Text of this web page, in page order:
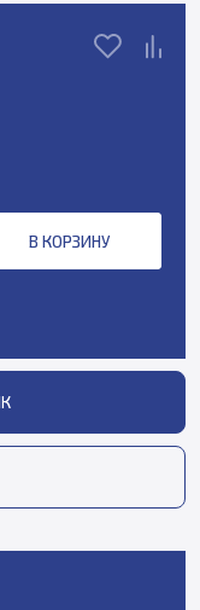
В КОРЗИНУ